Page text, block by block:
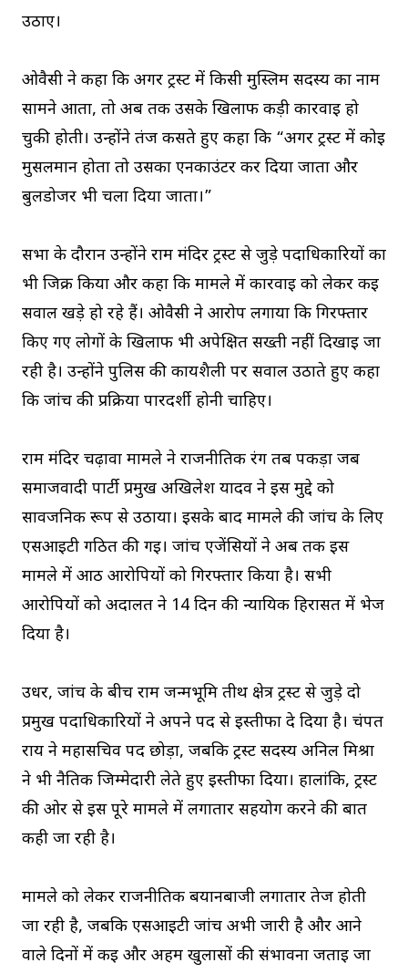
उठाए।
ओवैसी ने कहा कि अगर ट्रस्ट में किसी मुस्लिम सदस्य का नाम
सामने आता, तो अब तक उसके खिलाफ कड़ी कार्रवाई हो
चुकी होती। उन्होंने तंज कसते हुए कहा कि “अगर ट्रस्ट में कोई
मुसलमान होता तो उसका एनकाउंटर कर दिया जाता और
बुलडोजर भी चला दिया जाता।”
सभा के दौरान उन्होंने राम मंदिर ट्रस्ट से जुड़े पदाधिकारियों का
भी जिक्र किया और कहा कि मामले में कार्रवाई को लेकर कई
सवाल खड़े हो रहे हैं। ओवैसी ने आरोप लगाया कि गिरफ्तार
किए गए लोगों के खिलाफ भी अपेक्षित सख्ती नहीं दिखाई जा
रही है। उन्होंने पुलिस की कार्यशैली पर सवाल उठाते हुए कहा
कि जांच की प्रक्रिया पारदर्शी होनी चाहिए।
राम मंदिर चढ़ावा मामले ने राजनीतिक रंग तब पकड़ा जब
समाजवादी पार्टी प्रमुख अखिलेश यादव ने इस मुद्दे को
सार्वजनिक रूप से उठाया। इसके बाद मामले की जांच के लिए
एसआईटी गठित की गई। जांच एजेंसियों ने अब तक इस
मामले में आठ आरोपियों को गिरफ्तार किया है। सभी
आरोपियों को अदालत ने 14 दिन की न्यायिक हिरासत में भेज
दिया है।
उधर, जांच के बीच राम जन्मभूमि तीर्थ क्षेत्र ट्रस्ट से जुड़े दो
प्रमुख पदाधिकारियों ने अपने पद से इस्तीफा दे दिया है। चंपत
राय ने महासचिव पद छोड़ा, जबकि ट्रस्ट सदस्य अनिल मिश्रा
ने भी नैतिक जिम्मेदारी लेते हुए इस्तीफा दिया। हालांकि, ट्रस्ट
की ओर से इस पूरे मामले में लगातार सहयोग करने की बात
कही जा रही है।
मामले को लेकर राजनीतिक बयानबाजी लगातार तेज होती
जा रही है, जबकि एसआईटी जांच अभी जारी है और आने
वाले दिनों में कई और अहम खुलासों की संभावना जताई जा